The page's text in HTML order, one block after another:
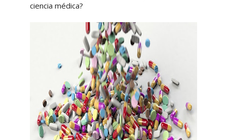
ciencia médica?